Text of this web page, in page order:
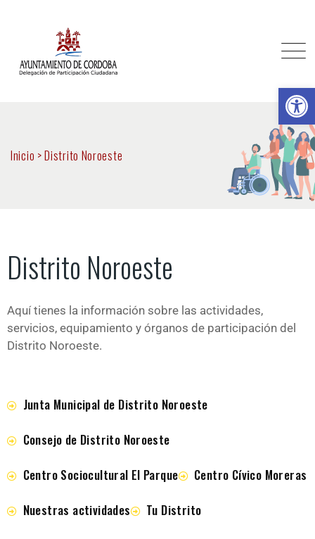
Inicio >Distrito Noroeste
Distrito Noroeste
Aquí tienes la información sobre las actividades,
servicios, equipamiento y órganos de participación del
Distrito Noroeste.
Junta Municipal de Distrito Noroeste
Consejo de Distrito Noroeste
Centro Sociocultural El Parque
Centro Cívico Moreras
Nuestras actividades
Tu Distrito